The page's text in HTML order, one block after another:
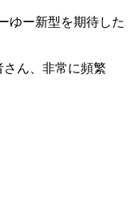
ー新型を期待した
ん、非常に頻繁